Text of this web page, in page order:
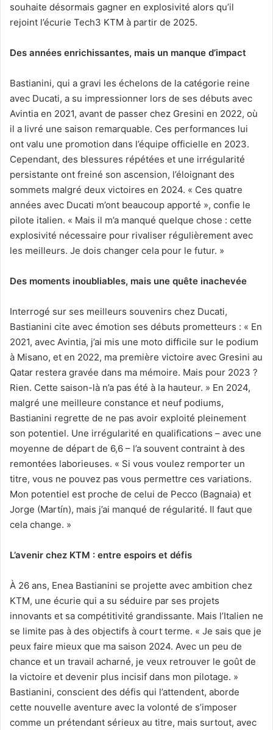
souhaite désormais gagner en explosivité alors qu’il
rejoint l’écurie Tech3 KTM à partir de 2025.
Des années enrichissantes, mais un manque d’impact
Bastianini, qui a gravi les échelons de la catégorie reine
avec Ducati, a su impressionner lors de ses débuts avec
Avintia en 2021, avant de passer chez Gresini en 2022, où
il a livré une saison remarquable. Ces performances lui
ont valu une promotion dans l’équipe officielle en 2023.
Cependant, des blessures répétées et une irrégularité
persistante ont freiné son ascension, l’éloignant des
sommets malgré deux victoires en 2024. « Ces quatre
années avec Ducati m’ont beaucoup apporté », confie le
pilote italien. « Mais il m’a manqué quelque chose : cette
explosivité nécessaire pour rivaliser régulièrement avec
les meilleurs. Je dois changer cela pour le futur. »
Des moments inoubliables, mais une quête inachevée
Interrogé sur ses meilleurs souvenirs chez Ducati,
Bastianini cite avec émotion ses débuts prometteurs : « En
2021, avec Avintia, j’ai mis une moto difficile sur le podium
à Misano, et en 2022, ma première victoire avec Gresini au
Qatar restera gravée dans ma mémoire. Mais pour 2023 ?
Rien. Cette saison-là n’a pas été à la hauteur. » En 2024,
malgré une meilleure constance et neuf podiums,
Bastianini regrette de ne pas avoir exploité pleinement
son potentiel. Une irrégularité en qualifications – avec une
moyenne de départ de 6,6 – l’a souvent contraint à des
remontées laborieuses. « Si vous voulez remporter un
titre, vous ne pouvez pas vous permettre ces variations.
Mon potentiel est proche de celui de Pecco (Bagnaia) et
Jorge (Martín), mais j’ai manqué de régularité. Il faut que
cela change. »
L’avenir chez KTM : entre espoirs et défis
À 26 ans, Enea Bastianini se projette avec ambition chez
KTM, une écurie qui a su séduire par ses projets
innovants et sa compétitivité grandissante. Mais l’Italien ne
se limite pas à des objectifs à court terme. « Je sais que je
peux faire mieux que ma saison 2024. Avec un peu de
chance et un travail acharné, je veux retrouver le goût de
la victoire et devenir plus incisif dans mon pilotage. »
Bastianini, conscient des défis qui l’attendent, aborde
cette nouvelle aventure avec la volonté de s’imposer
comme un prétendant sérieux au titre, mais surtout, avec